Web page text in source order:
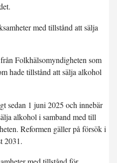
med tillstånd att sälja
Folkhälsomyndigheten som
hade tillstånd att sälja alkohol
sedan 1 juni 2025 och innebär
alkohol i samband med till
Reformen gäller på försök i
2031.